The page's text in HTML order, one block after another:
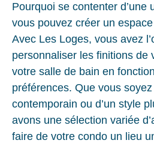
Pourquoi se contenter d’une
vous pouvez créer un
Avec Les Loges, vous avez
personnaliser les finitions de
votre salle de bain en
préférences. Que vous
contemporain ou d’un style
avons une sélection variée
faire de votre condo un lieu